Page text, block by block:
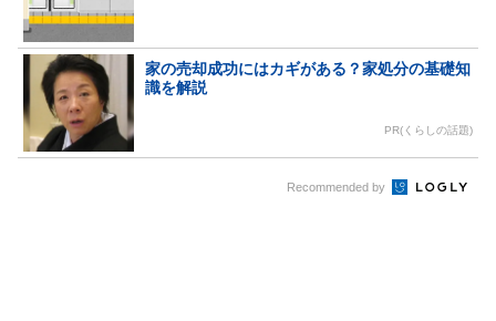
家の売却成功にはカギがある？家処分の基礎知
識を解説
PR(くらしの話題)
Recommended by